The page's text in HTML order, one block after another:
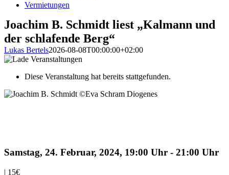
Vermietungen
Joachim B. Schmidt liest „Kalmann und
der schlafende Berg“
Lukas Bertels2026-08-08T00:00:00+02:00
Diese Veranstaltung hat bereits stattgefunden.
Samstag, 24. Februar, 2024, 19:00 Uhr - 21:00 Uhr
| 15€